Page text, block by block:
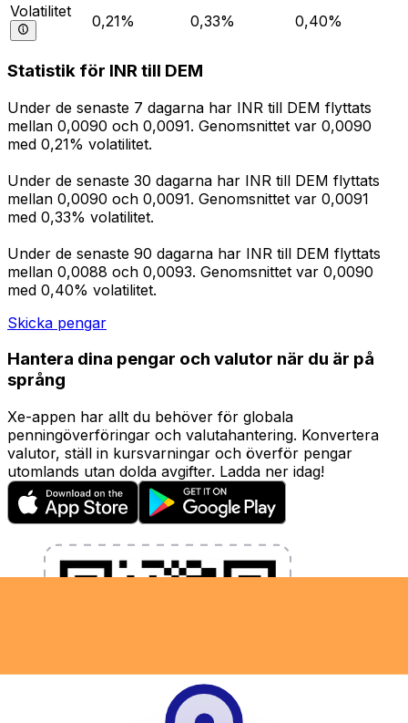
Volatilitet
0,21% 0,33% 0,40%
Statistik för INR till DEM
Under de senaste 7 dagarna har INR till DEM flyttats
mellan 0,0090 och 0,0091. Genomsnittet var 0,0090
med 0,21% volatilitet.
Under de senaste 30 dagarna har INR till DEM flyttats
mellan 0,0090 och 0,0091. Genomsnittet var 0,0091
med 0,33% volatilitet.
Under de senaste 90 dagarna har INR till DEM flyttats
mellan 0,0088 och 0,0093. Genomsnittet var 0,0090
med 0,40% volatilitet.
Skicka pengar
Hantera dina pengar och valutor när du är på
språng
Xe-appen har allt du behöver för globala
penningöverföringar och valutahantering. Konvertera
valutor, ställ in kursvarningar och överför pengar
utomlands utan dolda avgifter. Ladda ner idag!